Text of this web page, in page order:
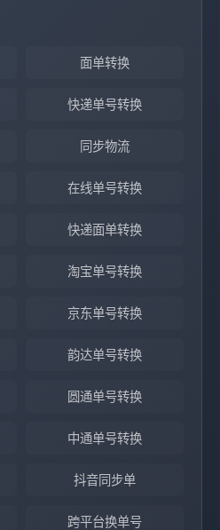
面单转换
快递单号转换
同步物流
在线单号转换
快递面单转换
淘宝单号转换
京东单号转换
韵达单号转换
圆通单号转换
中通单号转换
抖音同步单
跨平台换单号